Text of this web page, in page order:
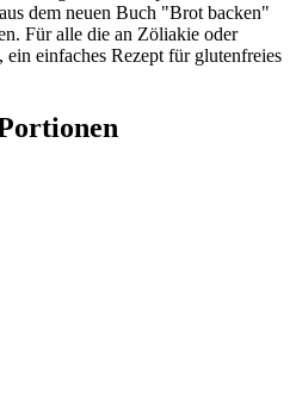
dem neuen Buch "Brot backen"
Für alle die an Zöliakie oder
einfaches Rezept für glutenfreies